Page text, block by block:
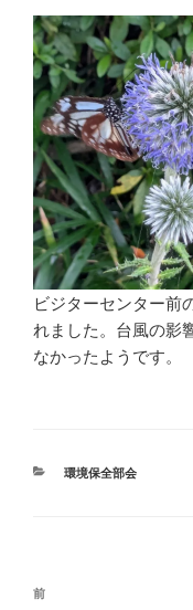
ビジターセンター前
れました。台風の影
なかったようです。
カ
環境保全部会
投
前
前